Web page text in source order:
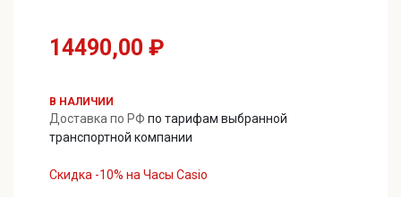
14490,00 ₽
В НАЛИЧИИ
Доставка по РФ по тарифам выбранной
транспортной компании
Скидка -10% на Часы Casio